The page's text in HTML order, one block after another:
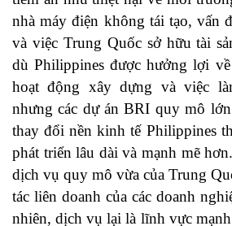
nhà máy điện không tái tạo, vấn
và việc Trung Quốc sở hữu tài
dù Philippines được hưởng lợi
hoạt động xây dựng và việc
nhưng các dự án BRI quy mô
thay đổi nền kinh tế Philippines
phát triển lâu dài và mạnh mẽ
dịch vụ quy mô vừa của Trung
tác liên doanh của các doanh
nhiên, dịch vụ lại là lĩnh vực